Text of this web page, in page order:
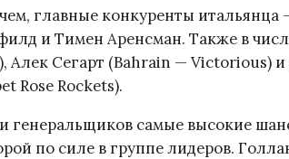
главные конкуренты
и Тимен Аренсман. Также в
Алек Сегарт (Bahrain — Victorious)
Rose Rockets).
генеральщиков самые высокие
по силе в группе лидеров.